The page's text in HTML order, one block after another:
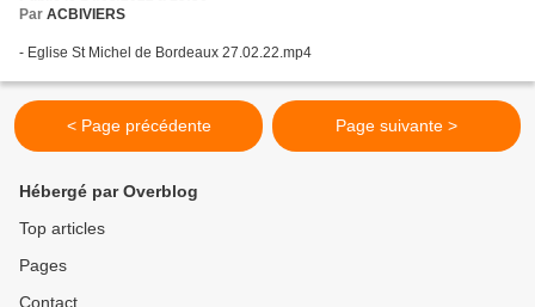
Par ACBIVIERS
- Eglise St Michel de Bordeaux 27.02.22.mp4
< Page précédente Page suivante >
Hébergé par Overblog
Top articles
Pages
Contact